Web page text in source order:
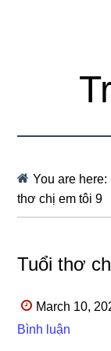
You are here:
thơ chị em tôi 9
Tuổi thơ
March 10,
Bình luận